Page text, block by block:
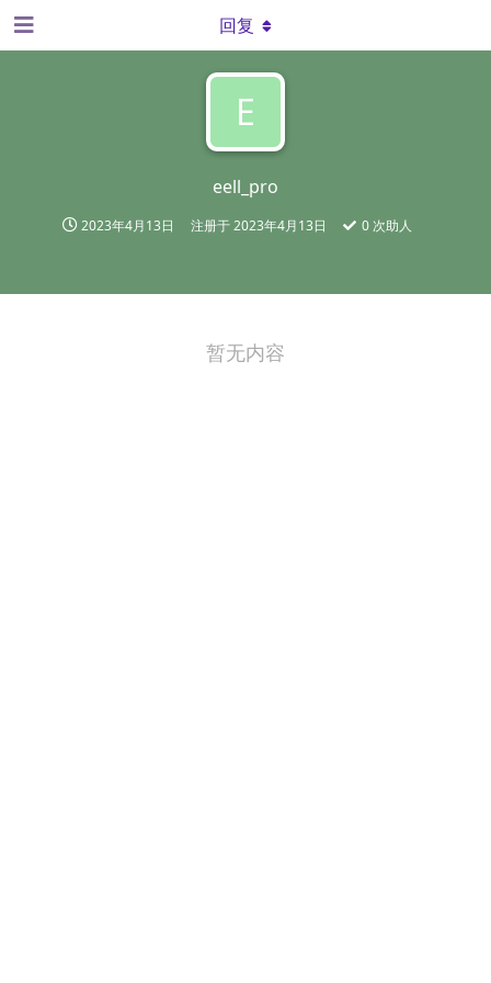
E
eell_pro
2023年4月13日 注册于2023年4月13日 0 次助人
回复
暂无内容